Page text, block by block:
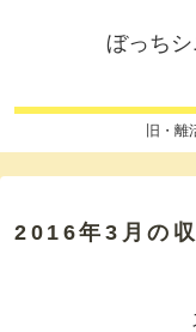
ぼっち
旧・
2016年3月の